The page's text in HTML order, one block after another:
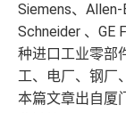
Siemens、Allen-
Schneider 、GE
种进口工业零部
工、电厂、钢厂
本篇文章出自厦